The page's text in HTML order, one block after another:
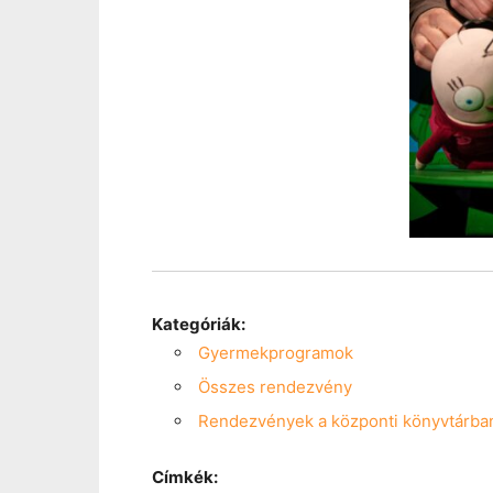
Kategóriák:
Gyermekprogramok
Összes rendezvény
Rendezvények a központi
Címkék: